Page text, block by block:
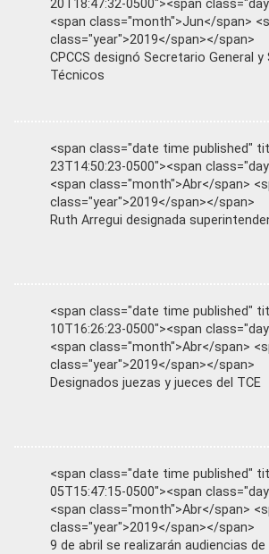
20T18:47:32-0500"><span
<span class="month">Jun</span>
class="year">2019</span></span>
CPCCS designó Secretario General
Técnicos
<span class="date time published"
23T14:50:23-0500"><span
<span class="month">Abr</span>
class="year">2019</span></span>
Ruth Arregui designada
<span class="date time published"
10T16:26:23-0500"><span
<span class="month">Abr</span>
class="year">2019</span></span>
Designados juezas y jueces del TCE
<span class="date time published"
05T15:47:15-0500"><span
<span class="month">Abr</span>
class="year">2019</span></span>
9 de abril se realizarán audiencias